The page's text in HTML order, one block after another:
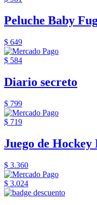
Peluche Baby
$ 649
$ 584
Diario secreto
$ 799
$ 719
Juego de
$ 3.360
$ 3.024